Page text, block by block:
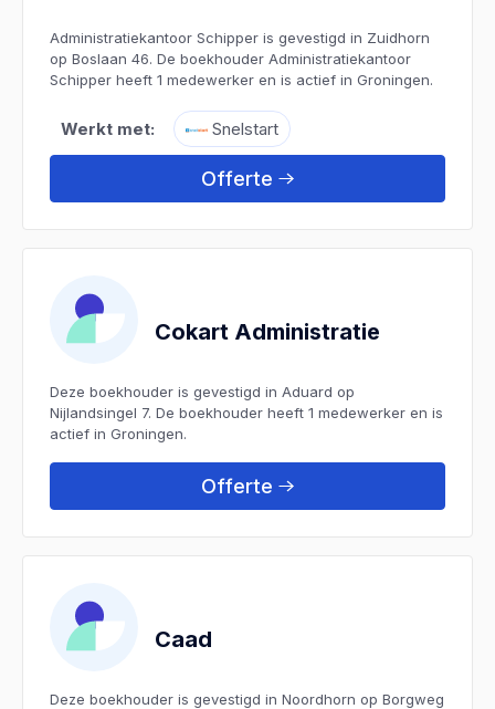
Administratiekantoor Schipper is gevestigd in Zuidhorn
op Boslaan 46. De boekhouder Administratiekantoor
Schipper heeft 1 medewerker en is actief in Groningen.
Werkt met: Snelstart
Offerte
Cokart Administratie
Deze boekhouder is gevestigd in Aduard op
Nijlandsingel 7. De boekhouder heeft 1 medewerker en is
actief in Groningen.
Offerte
Caad
Deze boekhouder is gevestigd in Noordhorn op Borgweg